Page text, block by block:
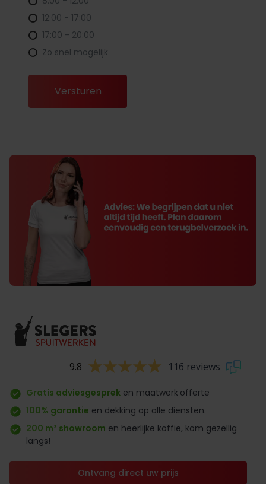
12:00 - 17:00
17:00 - 20:00
Zo snel mogelijk
9.8 116 reviews
Gratis adviesgesprek en maatwerk offerte
100% garantie en dekking op alle diensten.
200 m² showroom en heerlijke koffie, kom gezellig
langs!
Ontvang direct uw prijs